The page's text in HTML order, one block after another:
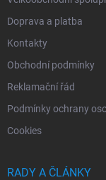
Doprava a platba
Kontakty
Obchodní podmínky
Reklamační řád
Podmínky ochrany
Cookies
RADY A ČLÁNKY